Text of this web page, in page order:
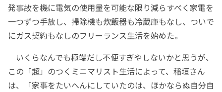
発事故を機に電気の使用量を可能な限り減らすべく家電を
一つずつ手放し、掃除機も炊飯器も冷蔵庫もなし、ついで
にガス契約もなしのフリーランス生活を始めた。
いくらなんでも極端だし不便すぎやしないかと思うが、
この「超」のつくミニマリスト生活によって、稲垣さん
は、「家事をたいへんにしていたのは、ほかならぬ自分自